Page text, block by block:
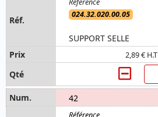
024.32.020.00.05
SUPPORT SELLE
2,89 € H.T
42